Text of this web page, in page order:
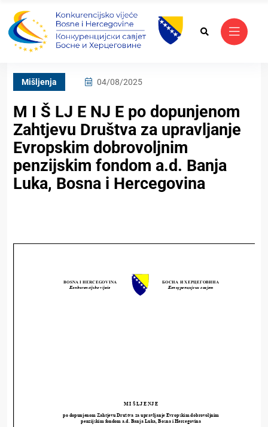
Mišljenja 04/08/2025
M I Š LJ E NJ E po dopunjenom
Zahtjevu Društva za upravljanje
Evropskim dobrovoljnim
penzijskim fondom a.d. Banja
Luka, Bosna i Hercegovina